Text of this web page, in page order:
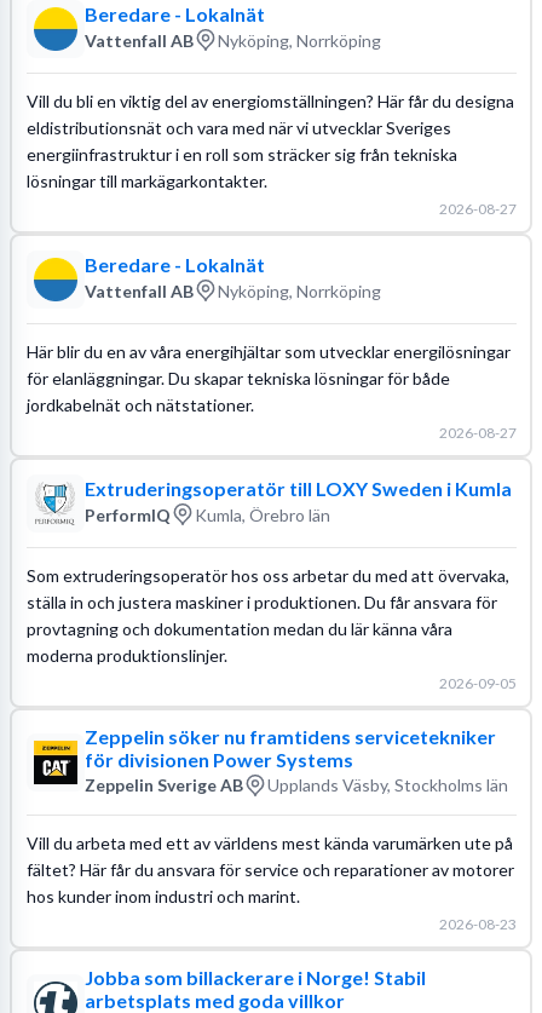
Beredare - Lokalnät
Vattenfall AB Nyköping, Norrköping
Vill du bli en viktig del av energiomställningen? Här får du designa
eldistributionsnät och vara med när vi utvecklar Sveriges
energiinfrastruktur i en roll som sträcker sig från tekniska
lösningar till markägarkontakter.
2026-08-27
Beredare - Lokalnät
Vattenfall AB Nyköping, Norrköping
Här blir du en av våra energihjältar som utvecklar energilösningar
för elanläggningar. Du skapar tekniska lösningar för både
jordkabelnät och nätstationer.
2026-08-27
Extruderingsoperatör till LOXY Sweden i Kumla
PerformIQ Kumla, Örebro län
Som extruderingsoperatör hos oss arbetar du med att övervaka,
ställa in och justera maskiner i produktionen. Du får ansvara för
provtagning och dokumentation medan du lär känna våra
moderna produktionslinjer.
2026-09-05
Zeppelin söker nu framtidens servicetekniker
för divisionen Power Systems
Zeppelin Sverige AB Upplands Väsby, Stockholms län
Vill du arbeta med ett av världens mest kända varumärken ute på
fältet? Här får du ansvara för service och reparationer av motorer
hos kunder inom industri och marint.
2026-08-23
Jobba som billackerare i Norge! Stabil
arbetsplats med goda villkor